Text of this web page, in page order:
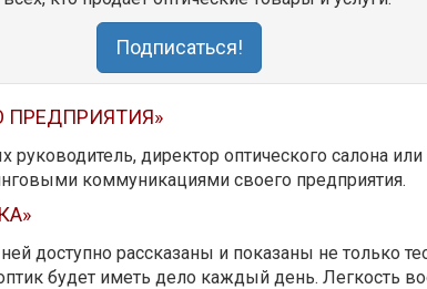
Подписаться!
ПРЕДПРИЯТИЯ»
руководитель, директор оптического салона
коммуникациями своего предприятия.
доступно рассказаны и показаны не только
будет иметь дело каждый день. Легкость